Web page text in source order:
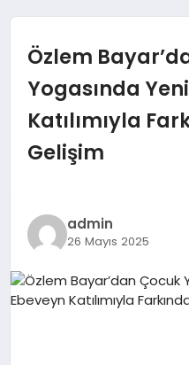
MAGAZIN
EKONOMI
SIYASET
Özlem
Yogasında
Katılımıyla
Gelişim
admin
26 Mayıs 2025